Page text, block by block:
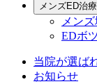
メンズED治療
メン
EDボ
当院が選ば
お知らせ